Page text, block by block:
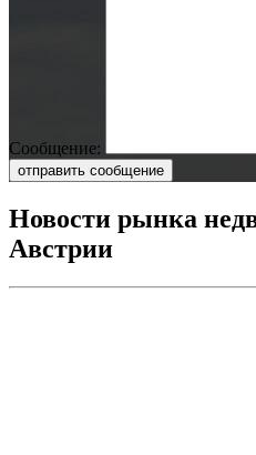
Сообщение:
отправить сообщение
Новости рынка
Австрии